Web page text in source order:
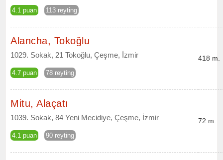
4.1 puan 113 reyting
Alancha, Tokoğlu
1029. Sokak, 21 Tokoğlu, Çeşme, İzmir
4.7 puan 78 reyting
418 m.
Mitu, Alaçatı
1039. Sokak, 84 Yeni Mecidiye, Çeşme, İzmir
4.1 puan 90 reyting
72 m.